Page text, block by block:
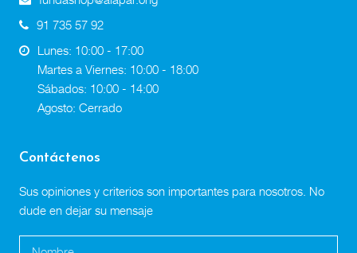
91 735 57 92
Lunes: 10:00 - 17:00
Martes a Viernes: 10:00 - 18:00
Sábados: 10:00 - 14:00
Agosto: Cerrado
Contáctenos
Sus opiniones y criterios son importantes para nosotros. No
dude en dejar su mensaje